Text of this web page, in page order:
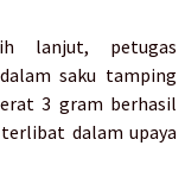
lanjut, petugas
saku tamping
3 gram berhasil
dalam upaya